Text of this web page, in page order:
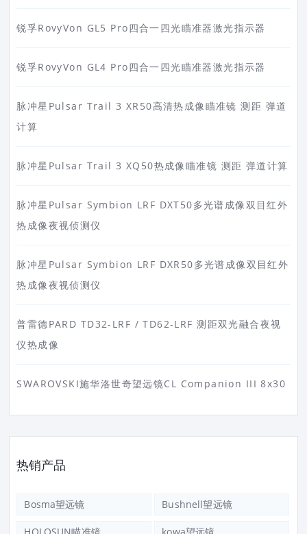
锐孚RovyVon GL5 Pro四合一四光瞄准器激光指示器
锐孚RovyVon GL4 Pro四合一四光瞄准器激光指示器
脉冲星Pulsar Trail 3 XR50高清热成像瞄准镜 测距 弹道
计算
脉冲星Pulsar Trail 3 XQ50热成像瞄准镜 测距 弹道计算
脉冲星Pulsar Symbion LRF DXT50多光谱成像双目红外
热成像夜视侦测仪
脉冲星Pulsar Symbion LRF DXR50多光谱成像双目红外
热成像夜视侦测仪
普雷德PARD TD32-LRF / TD62-LRF 测距双光融合夜视
仪热成像
SWAROVSKI施华洛世奇望远镜CL Companion III 8x30
热销产品
Bosma望远镜 Bushnell望远镜